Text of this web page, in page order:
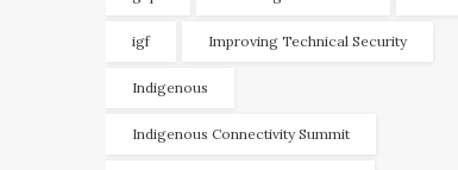
igf Improving Technical Security
Indigenous
Indigenous Connectivity Summit